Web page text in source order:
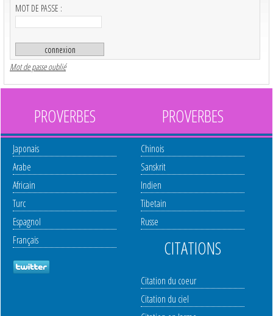
MOT DE PASSE :
Mot de passe oublié
PROVERBES
Japonais
Arabe
Africain
Turc
Espagnol
Français
PROVERBES
Chinois
Sanskrit
Indien
Tibetain
Russe
CITATIONS
Citation du coeur
Citation du ciel